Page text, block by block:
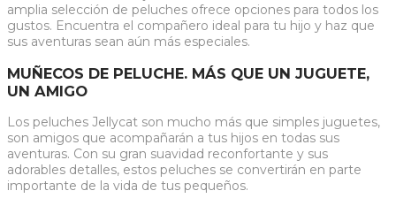
amplia selección de peluches ofrece opciones para todos los
gustos. Encuentra el compañero ideal para tu hijo y haz que
sus aventuras sean aún más especiales.
MUÑECOS DE PELUCHE. MÁS QUE UN JUGUETE,
UN AMIGO
Los peluches Jellycat son mucho más que simples juguetes,
son amigos que acompañarán a tus hijos en todas sus
aventuras. Con su gran suavidad reconfortante y sus
adorables detalles, estos peluches se convertirán en parte
importante de la vida de tus pequeños.